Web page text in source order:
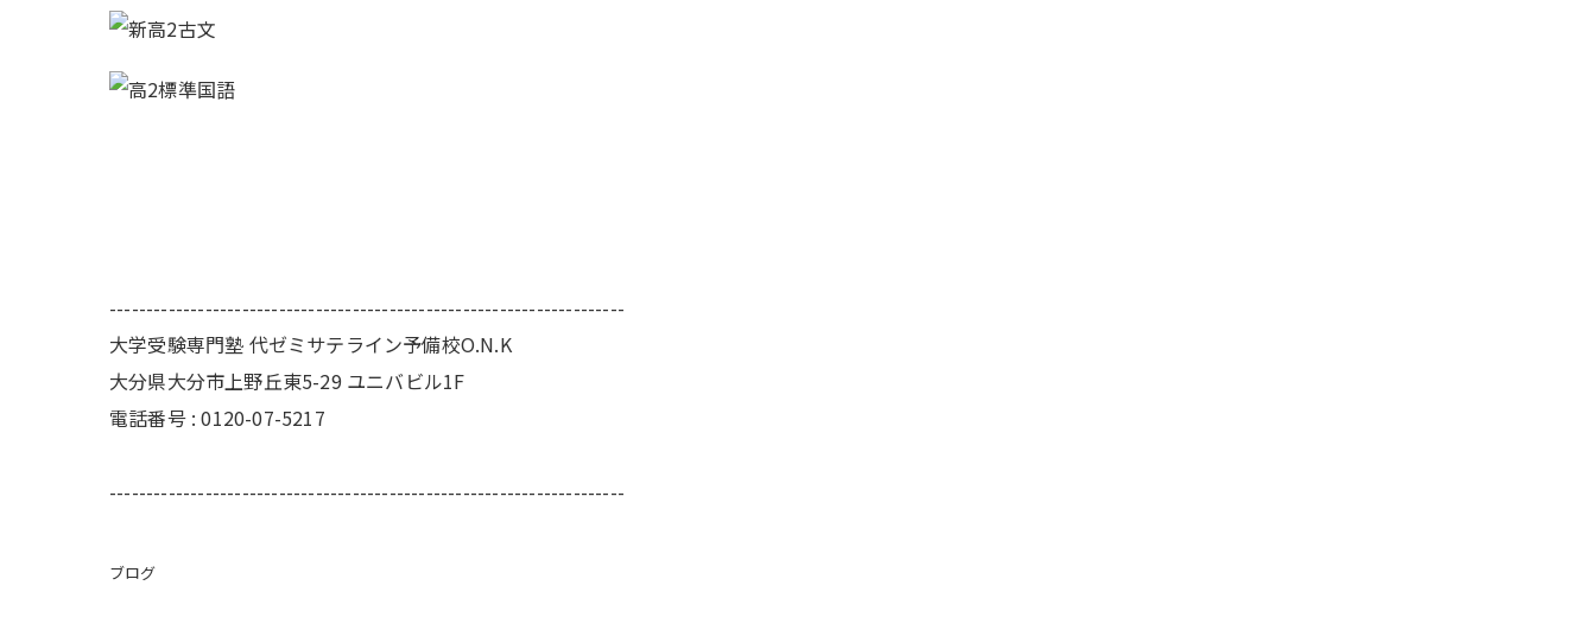
----------------------------------------------------------------------
大学受験専門塾 代ゼミサテライン予備校O.N.K
大分県大分市上野丘東5-29 ユニバビル1F
電話番号 : 0120-07-5217
----------------------------------------------------------------------
ブログ